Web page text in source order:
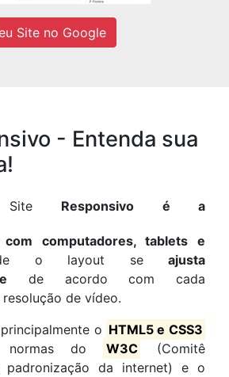
Site no Google
- Entenda sua
Responsivo é a
com computadores, tablets e
o layout se ajusta
de acordo com cada
de vídeo.
o HTML5 e CSS3
normas do
W3C
(Comitê
padronização da internet) e o